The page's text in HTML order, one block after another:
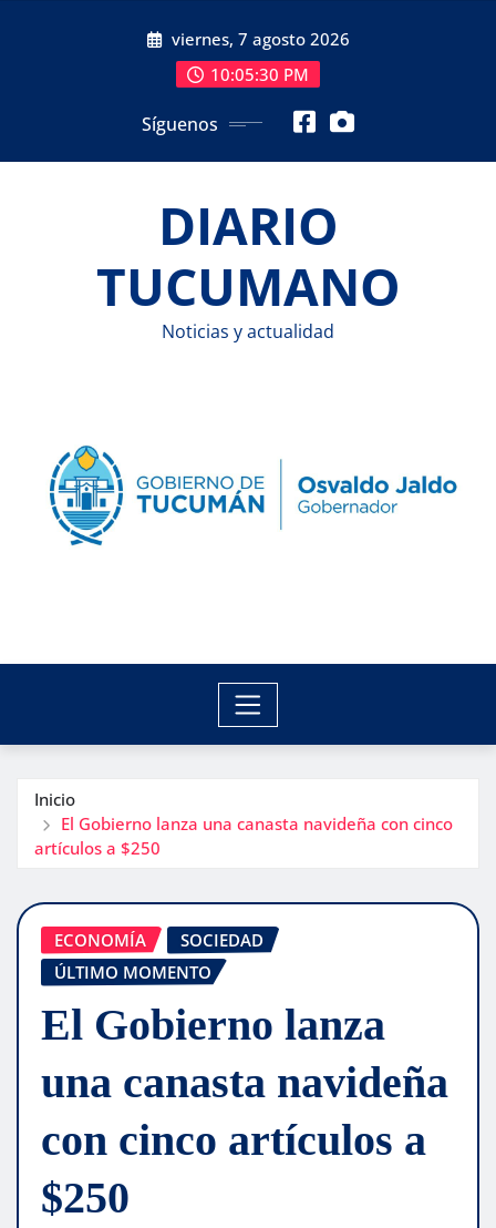
viernes, 7 agosto 2026
10:05:30 PM
Síguenos
DIARIO
TUCUMANO
Noticias y actualidad
Inicio
El Gobierno lanza una canasta navideña con cinco
artículos a $250
ECONOMÍA
SOCIEDAD
ÚLTIMO MOMENTO
El Gobierno lanza
una canasta navideña
con cinco artículos a
$250